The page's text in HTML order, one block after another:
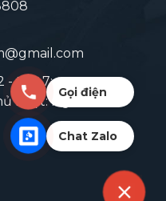
- thứ 7:
nhật: Nghỉ
Gọi điện
Chat Zalo